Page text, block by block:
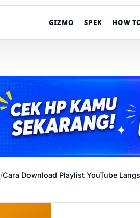
GIZMO SPEK HOW
/Cara Download Playlist YouTube